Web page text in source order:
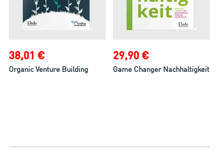
38,01 €
Organic Venture Building
29,90 €
Game Changer Nachhaltigkeit